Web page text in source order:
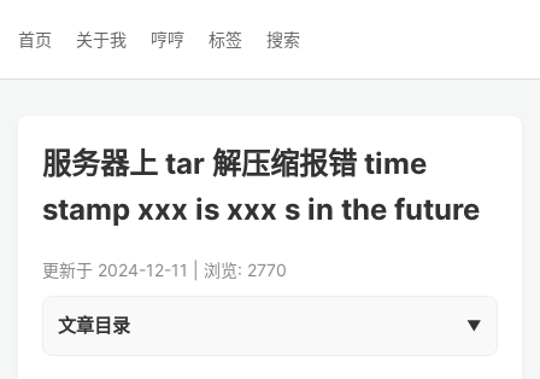
首页 关于我 哼哼 标签 搜索
服务器上 tar 解压缩报错 time
stamp xxx is xxx s in the future
更新于 2024-12-11 | 浏览: 2770
文章目录